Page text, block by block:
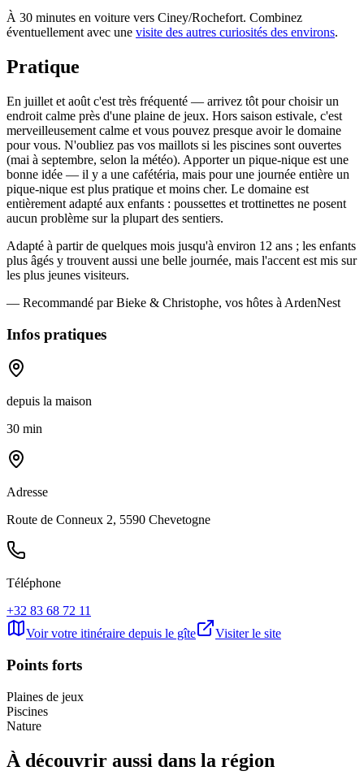
À 30 minutes en voiture vers Ciney/Rochefort. Combinez
éventuellement avec une visite des autres curiosités des environs.
Pratique
En juillet et août c'est très fréquenté — arrivez tôt pour choisir un
endroit calme près d'une plaine de jeux. Hors saison estivale, c'est
merveilleusement calme et vous pouvez presque avoir le domaine
pour vous. N'oubliez pas vos maillots si les piscines sont ouvertes
(mai à septembre, selon la météo). Apporter un pique-nique est une
bonne idée — il y a une cafétéria, mais pour une journée entière un
pique-nique est plus pratique et moins cher. Le domaine est
entièrement adapté aux enfants : poussettes et trottinettes ne posent
aucun problème sur la plupart des sentiers.
Adapté à partir de quelques mois jusqu'à environ 12 ans ; les enfants
plus âgés y trouvent aussi une belle journée, mais l'accent est mis sur
les plus jeunes visiteurs.
— Recommandé par Bieke & Christophe, vos hôtes à ArdenNest
Infos pratiques
depuis la maison
30 min
Adresse
Route de Conneux 2, 5590 Chevetogne
Téléphone
+32 83 68 72 11
Voir votre itinéraire depuis le gîte
Visiter le site
Points forts
Plaines de jeux
Piscines
Nature
À découvrir aussi dans la région